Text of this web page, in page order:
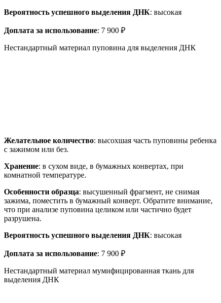
Вероятность успешного выделения ДНК: высокая
Доплата за использование: 7 900 ₽
Нестандартный материал пуповина для выделения ДНК
Желательное количество: высохшая часть пуповины ребенка
с зажимом или без.
Хранение: в сухом виде, в бумажных конвертах, при
комнатной температуре.
Особенности образца: высушенный фрагмент, не снимая
зажима, поместить в бумажный конверт. Обратите внимание,
что при анализе пуповина целиком или частично будет
разрушена.
Вероятность успешного выделения ДНК: высокая
Доплата за использование: 7 900 ₽
Нестандартный материал мумифицированная ткань для
выделения ДНК